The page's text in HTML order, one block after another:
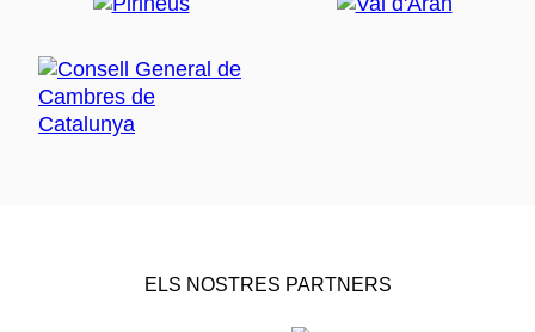
ELS NOSTRES PARTNERS